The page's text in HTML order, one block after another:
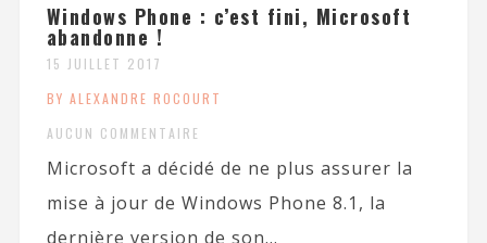
Windows Phone : c’est fini, Microsoft
abandonne !
15 JUILLET 2017
BY ALEXANDRE ROCOURT
AUCUN COMMENTAIRE
Microsoft a décidé de ne plus assurer la
mise à jour de Windows Phone 8.1, la
dernière version de son...